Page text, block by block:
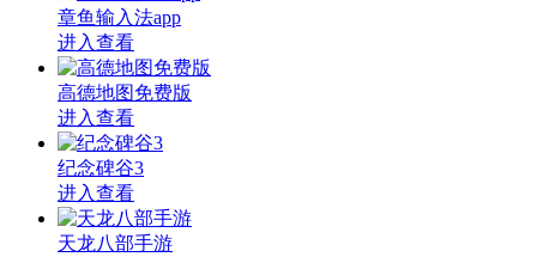
章鱼输入法app
进入查看
高德地图免费版
进入查看
纪念碑谷3
进入查看
天龙八部手游